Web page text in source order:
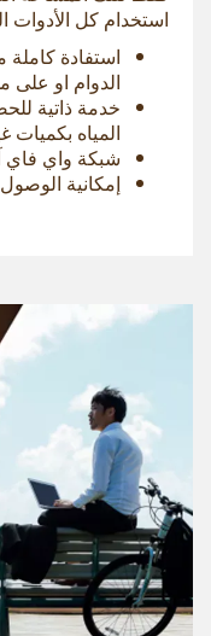
استخدام كل الأدوات
استفادة
الدوام او على
خدمة ذاتية
المياه بكميات
شبكة واي فاي
إمكانية الوصول الى ۱٥۰ عنوان